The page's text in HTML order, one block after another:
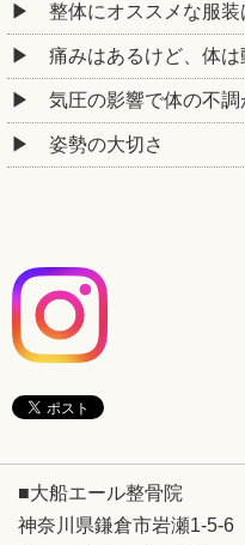
整体にオススメな服装
痛みはあるけど、体は
気圧の影響で体の不調
姿勢の大切さ
■大船エール整骨院
神奈川県鎌倉市岩瀬1-5-6